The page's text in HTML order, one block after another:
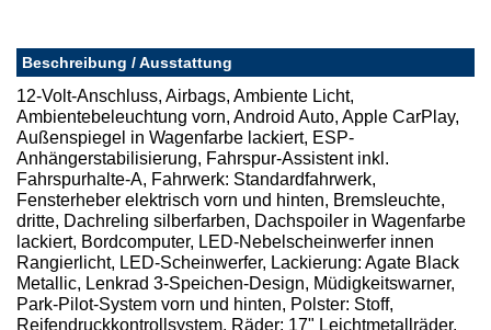
Beschreibung / Ausstattung
12-Volt-Anschluss, Airbags, Ambiente Licht,
Ambientebeleuchtung vorn, Android Auto, Apple CarPlay,
Außenspiegel in Wagenfarbe lackiert, ESP-
Anhängerstabilisierung, Fahrspur-Assistent inkl.
Fahrspurhalte-A, Fahrwerk: Standardfahrwerk,
Fensterheber elektrisch vorn und hinten, Bremsleuchte,
dritte, Dachreling silberfarben, Dachspoiler in Wagenfarbe
lackiert, Bordcomputer, LED-Nebelscheinwerfer innen
Rangierlicht, LED-Scheinwerfer, Lackierung: Agate Black
Metallic, Lenkrad 3-Speichen-Design, Müdigkeitswarner,
Park-Pilot-System vorn und hinten, Polster: Stoff,
Reifendruckkontrollsystem, Räder: 17" Leichtmetallräder,